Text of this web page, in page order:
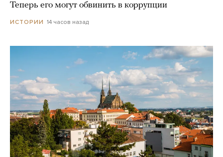
Теперь его могут обвинить в коррупции
ИСТОРИИ 14 часов назад